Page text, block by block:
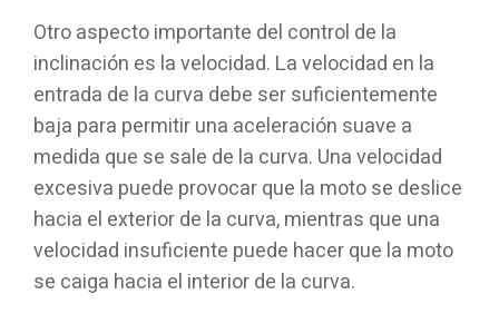
Otro aspecto importante del control de la
inclinación es la velocidad. La velocidad en la
entrada de la curva debe ser suficientemente
baja para permitir una aceleración suave a
medida que se sale de la curva. Una velocidad
excesiva puede provocar que la moto se deslice
hacia el exterior de la curva, mientras que una
velocidad insuficiente puede hacer que la moto
se caiga hacia el interior de la curva.